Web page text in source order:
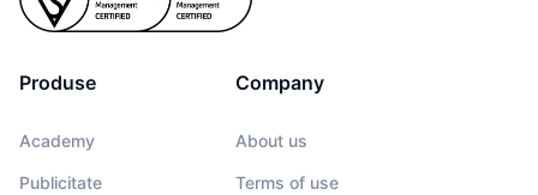
Produse
Academy
Publicitate
Company
About us
Terms of use